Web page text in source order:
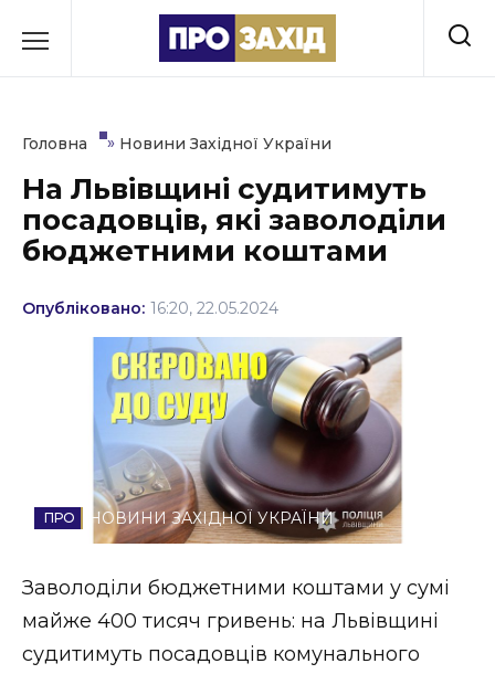
до
Культура
Освіта
Події
Політика
Соціум
Спорт
Стиль життя
Втрачений Ужгород (відеоверсія)
Головна » Новини Західної України
На Львівщині судитимуть
посадовців, які заволоділи
бюджетними коштами
Опубліковано: 16:20, 22.05.2024
НОВИНИ ЗАХІДНОЇ УКРАЇНИ
Заволоділи бюджетними коштами у сумі
майже 400 тисяч гривень: на Львівщині
судитимуть посадовців комунального